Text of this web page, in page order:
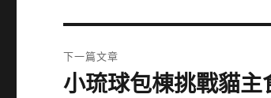
篇
文
章:
下一篇文章
下
小琉球包棟挑戰貓